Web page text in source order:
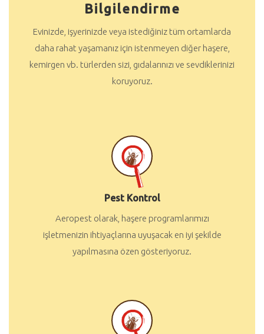
Bilgilendirme
Evinizde, işyerinizde veya istediğiniz tüm ortamlarda
daha rahat yaşamanız için istenmeyen diğer haşere,
kemirgen vb. türlerden sizi, gıdalarınızı ve sevdiklerinizi
koruyoruz.
Pest Kontrol
Aeropest olarak, haşere programlarımızı
işletmenizin ihtiyaçlarına uyuşacak en iyi şekilde
yapılmasına özen gösteriyoruz.